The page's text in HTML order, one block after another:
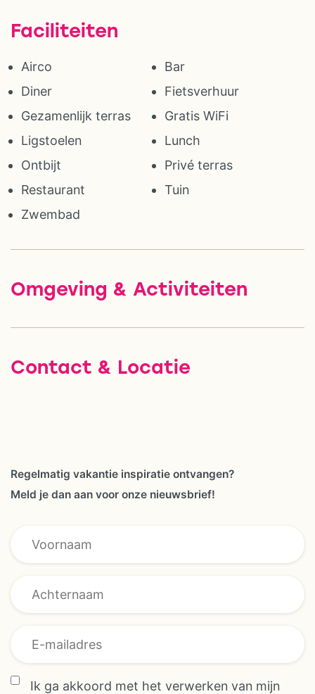
Faciliteiten
Airco
Bar
Diner
Fietsverhuur
Gezamenlijk terras
Gratis WiFi
Ligstoelen
Lunch
Ontbijt
Privé terras
Restaurant
Tuin
Zwembad
Omgeving & Activiteiten
Contact & Locatie
Regelmatig vakantie inspiratie ontvangen?
Meld je dan aan voor onze nieuwsbrief!
AVG/GDPR E-
Ik ga akkoord met het verwerken van mijn